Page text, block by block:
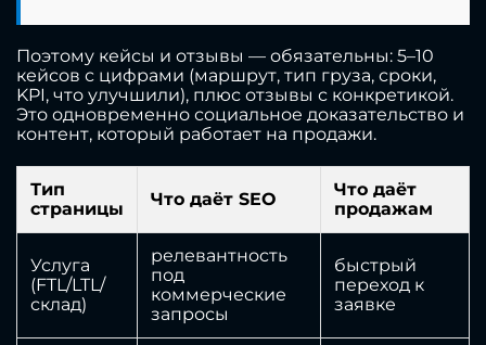
Поэтому кейсы и отзывы — обязательны: 5–10
кейсов с цифрами (маршрут, тип груза, сроки,
KPI, что улучшили), плюс отзывы с конкретикой.
Это одновременно социальное доказательство и
контент, который работает на продажи.
Тип
страницы
Что даёт SEO
Что даёт
продажам
Услуга
(FTL/LTL/
склад)
релевантность
под
коммерческие
запросы
быстрый
переход к
заявке